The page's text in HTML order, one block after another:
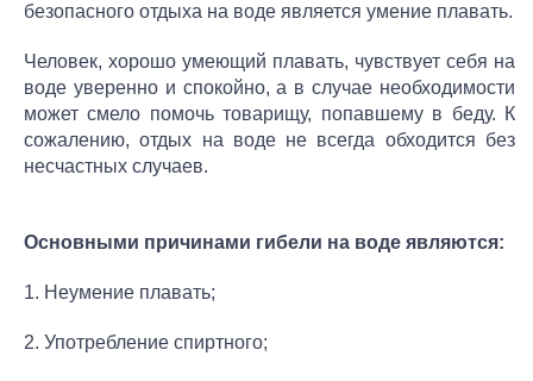
безопасного отдыха на воде является умение плавать.
Человек, хорошо умеющий плавать, чувствует себя на
воде уверенно и спокойно, а в случае необходимости
может смело помочь товарищу, попавшему в беду. К
сожалению, отдых на воде не всегда обходится без
несчастных случаев.
Основными причинами гибели на воде являются:
1. Неумение плавать;
2. Употребление спиртного;